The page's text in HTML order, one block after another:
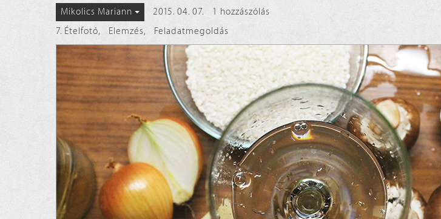
Mikolics Mariann 2015. 04. 07.
1 hozzászólás
7. Ételfotó, Elemzés, Feladatmegoldás